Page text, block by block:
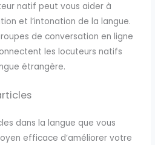
natif peut vous aider à
et l’intonation de la langue.
de conversation en ligne
les locuteurs natifs
étrangère.
dans la langue que vous
efficace d’améliorer votre